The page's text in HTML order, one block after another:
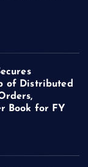
of Distributed
Book for FY